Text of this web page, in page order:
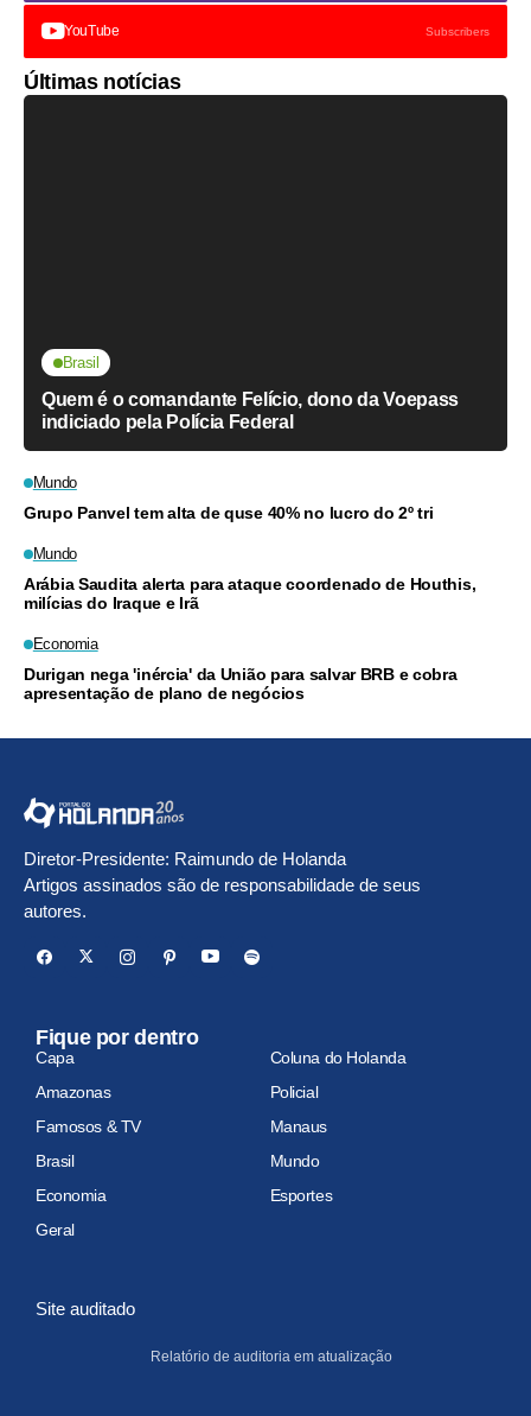
YouTube Subscribers
Últimas notícias
Brasil
Quem é o comandante Felício, dono da Voepass
indiciado pela Polícia Federal
Mundo
Grupo Panvel tem alta de quse 40% no lucro do 2º tri
Mundo
Arábia Saudita alerta para ataque coordenado de Houthis,
milícias do Iraque e Irã
Economia
Durigan nega 'inércia' da União para salvar BRB e cobra
apresentação de plano de negócios
Diretor-Presidente: Raimundo de Holanda
Artigos assinados são de responsabilidade de seus
autores.
Fique por dentro
Capa
Coluna do Holanda
Amazonas
Policial
Famosos & TV
Manaus
Brasil
Mundo
Economia
Esportes
Geral
Site auditado
Relatório de auditoria em atualização